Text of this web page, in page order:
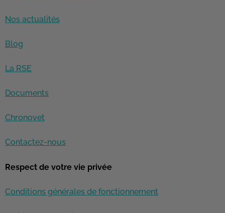
Nos actualités
Blog
La RSE
Documents
Chronovet
Contactez-nous
Respect de votre vie privée
Conditions générales de fonctionnement